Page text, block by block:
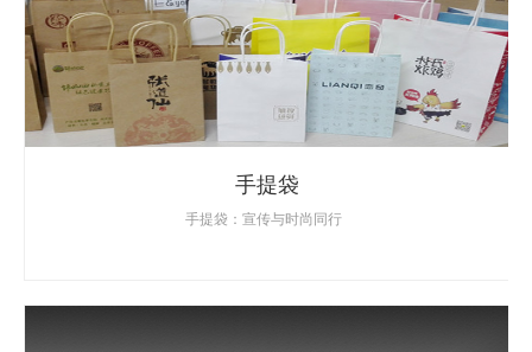
手提袋
手提袋：宣传与时尚同行